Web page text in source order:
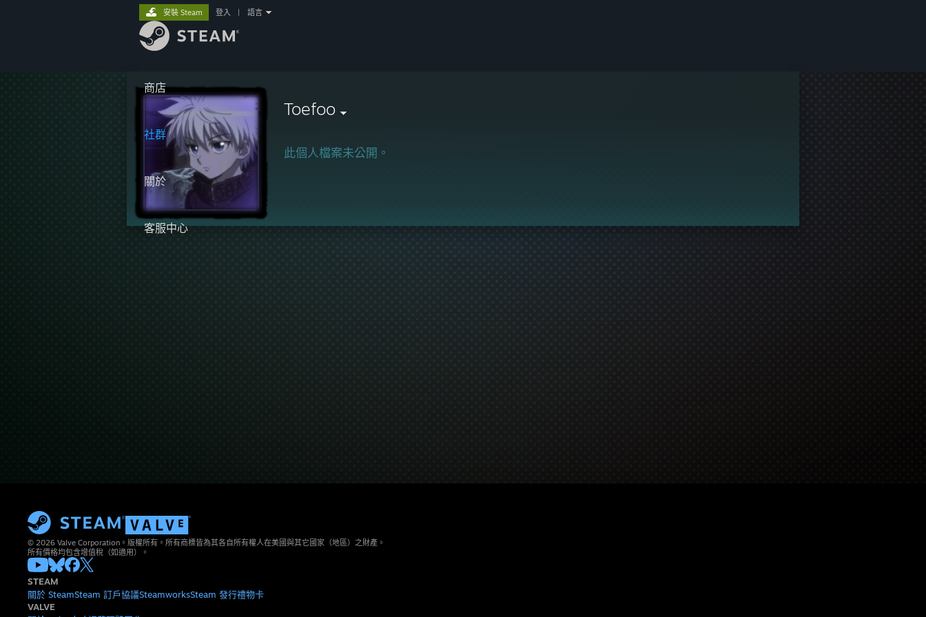
商店
社群
關於
客服中心
安裝 Steam 登入 語言
Toefoo
此個人檔案未公開。
© 2026 Valve Corporation。版權所有。所有商標皆為其各自所有權人在美國與其它國家（地區）之財產。
所有價格均包含增值稅（如適用）。
STEAM
關於 SteamSteam 訂戶協議SteamworksSteam 發行禮物卡
VALVE